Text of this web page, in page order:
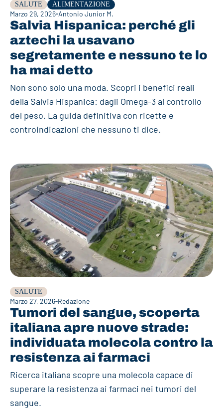
SALUTE ALIMENTAZIONE
Marzo 29, 2026 Antonio Junior M.
Salvia Hispanica: perché gli
aztechi la usavano
segretamente e nessuno te lo
ha mai detto
Non sono solo una moda. Scopri i benefici reali
della Salvia Hispanica: dagli Omega-3 al controllo
del peso. La guida definitiva con ricette e
controindicazioni che nessuno ti dice.
SALUTE
Marzo 27, 2026 Redazione
Tumori del sangue, scoperta
italiana apre nuove strade:
individuata molecola contro la
resistenza ai farmaci
Ricerca italiana scopre una molecola capace di
superare la resistenza ai farmaci nei tumori del
sangue.